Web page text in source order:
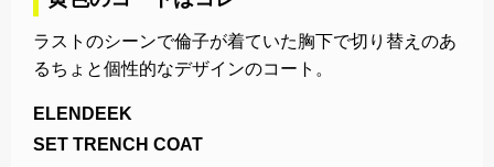
ラストのシーンで倫子が着ていた胸下で切り替えのあ
るちょと個性的なデザインのコート。
ELENDEEK
SET TRENCH COAT